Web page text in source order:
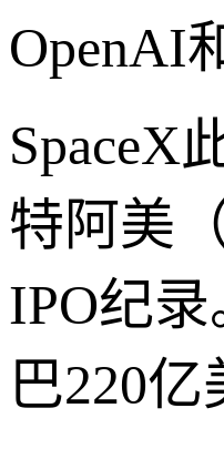
OpenAI
SpaceX
特阿美
IPO纪
巴220